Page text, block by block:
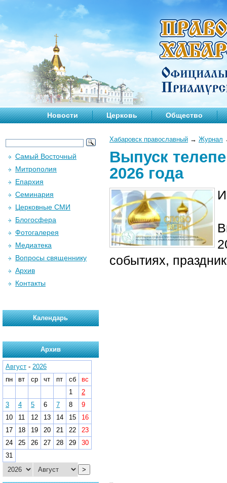
Новости Церковь Общество
Хабаровск православный → Журнал
Выпуск
2026 года
событиях,
Самый Восточный
Митрополия
Епархия
Семинария
Церковные СМИ
Блогосфера
Фотогалерея
Медиатека
Вопросы священнику
Архив
Контакты
Календарь
Архив
Август - 2026
пн
вт ср чт пт сб
вс
1
2
3
4 5 6 7 8
9
10
11 12 13 14 15
16
17
18 19 20 21 22
23
24
25 26 27 28 29
30
31
>